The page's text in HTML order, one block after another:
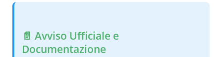
📄 Avviso Ufficiale e
Documentazione